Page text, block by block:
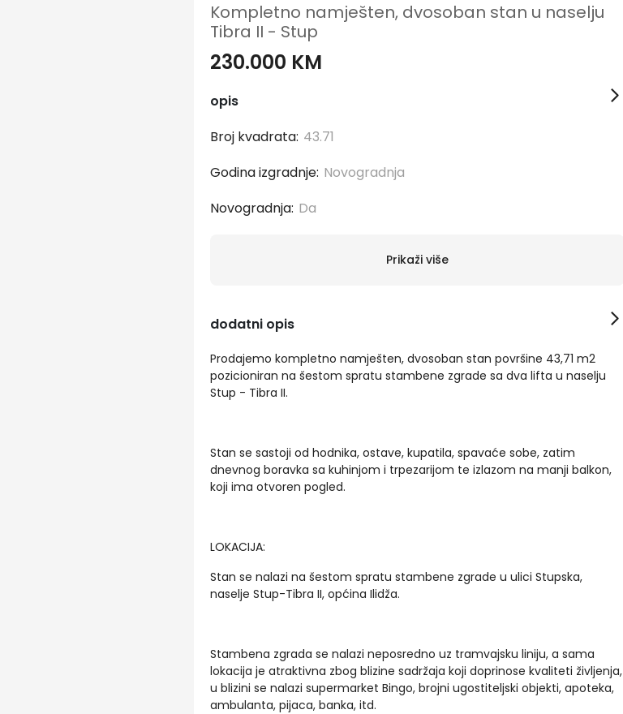
Kompletno namješten, dvosoban stan u naselju
Tibra II - Stup
230.000 KM
opis
Broj kvadrata:
43.71
Godina izgradnje:
Novogradnja
Novogradnja:
Da
Prikaži više
dodatni opis
Prodajemo kompletno namješten, dvosoban stan površine 43,71 m2
pozicioniran na šestom spratu stambene zgrade sa dva lifta u naselju
Stup - Tibra II.
Stan se sastoji od hodnika, ostave, kupatila, spavaće sobe, zatim
dnevnog boravka sa kuhinjom i trpezarijom te izlazom na manji balkon,
koji ima otvoren pogled.
LOKACIJA:
Stan se nalazi na šestom spratu stambene zgrade u ulici Stupska,
naselje Stup-Tibra II, općina Ilidža.
Stambena zgrada se nalazi neposredno uz tramvajsku liniju, a sama
lokacija je atraktivna zbog blizine sadržaja koji doprinose kvaliteti življenja,
u blizini se nalazi supermarket Bingo, brojni ugostiteljski objekti, apoteka,
ambulanta, pijaca, banka, itd.